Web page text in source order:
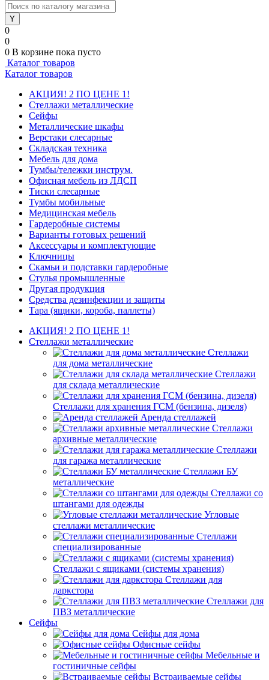
0
0
0 В корзине пока пусто
Каталог товаров
Каталог товаров
АКЦИЯ! 2 ПО ЦЕНЕ 1!
Стеллажи металлические
Сейфы
Металлические шкафы
Верстаки слесарные
Складская техника
Мебель для дома
Тумбы/тележки инструм.
Офисная мебель из ЛДСП
Тиски слесарные
Тумбы мобильные
Медицинская мебель
Гардеробные системы
Варианты готовых решений
Аксессуары и комплектующие
Ключницы
Скамьи и подставки гардеробные
Стулья промышленные
Другая продукция
Средства дезинфекции и защиты
Тара (ящики, короба, паллеты)
АКЦИЯ! 2 ПО ЦЕНЕ 1!
Стеллажи металлические
Стеллажи
для дома металлические
Стеллажи
для склада металлические
Стеллажи для хранения ГСМ (бензина, дизеля)
Аренда стеллажей
Стеллажи
архивные металлические
Стеллажи
для гаража металлические
Стеллажи БУ
металлические
Стеллажи со
штангами для одежды
Угловые
стеллажи металлические
Стеллажи
специализированные
Стеллажи с ящиками (системы хранения)
Стеллажи для
даркстора
Стеллажи для
ПВЗ металлические
Сейфы
Сейфы для дома
Офисные сейфы
Мебельные и
гостиничные сейфы
Встраиваемые сейфы